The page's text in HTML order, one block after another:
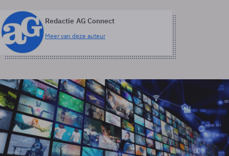
Redactie AG Connect
Meer van deze auteur